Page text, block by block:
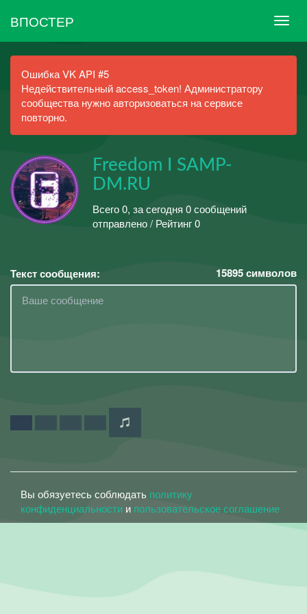
ВПОСТЕР
Ошибка VK API #5
Недействительный access_token! Администратору
сообщества нужно авторизоваться на сервисе
повторно.
Freedom I SAMP-
DM.RU
Всего 0, за сегодня 0 сообщений
отправлено / Рейтинг 0
Текст сообщения: 15895символов
Вы обязуетесь соблюдать политику
конфиденциальности и пользовательское соглашение